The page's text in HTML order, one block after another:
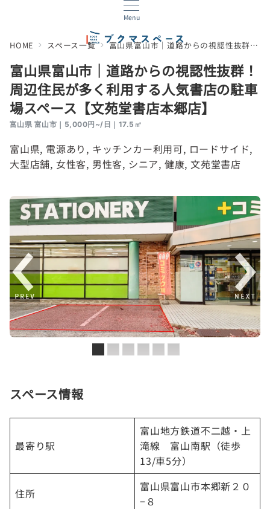
Menu
HOME スペース一覧 富山県富山市｜道路からの視認性抜群！周辺住民が多く利用する人気書店の駐車場スペース【文苑堂書店本郷店】
富山県富山市｜道路からの視認性抜群！
周辺住民が多く利用する人気書店の駐車
場スペース【文苑堂書店本郷店】
富山県 富山市｜5,000円~/日｜17.5㎡
富山県, 電源あり , キッチンカー利用可, ロードサイド
大型店舗, 女性客, 男性客, シニア, 健康, 文苑堂書店
スペース情報
最寄り駅
富山地方鉄道不二越・上
滝線 富山南駅（徒歩
13/車5分）
住所
富山県富山市本郷新２０
−８